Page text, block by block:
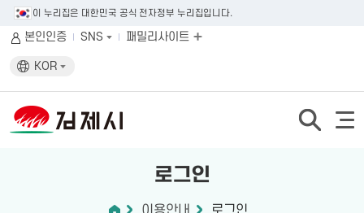
이 누리집은 대한민국 공식 전자정부 누리집입니다.
본인인증 SNS 패밀리사이트
KOR
로그인